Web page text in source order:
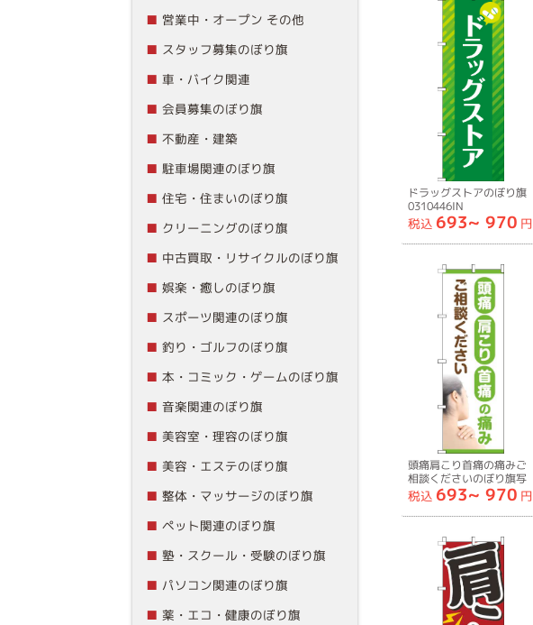
営業中・オープン その他
スタッフ募集のぼり旗
車・バイク関連
会員募集のぼり旗
不動産・建築
駐車場関連のぼり旗
住宅・住まいのぼり旗
クリーニングのぼり旗
中古買取・リサイクルのぼり旗
娯楽・癒しのぼり旗
スポーツ関連のぼり旗
釣り・ゴルフのぼり旗
本・コミック・ゲームのぼり旗
音楽関連のぼり旗
美容室・理容のぼり旗
美容・エステのぼり旗
整体・マッサージのぼり旗
ペット関連のぼり旗
塾・スクール・受験のぼり旗
パソコン関連のぼり旗
薬・エコ・健康のぼり旗
ドラッグストアのぼり旗
0310446IN
税込 693~ 970 円
頭痛肩こり首痛の痛みご
相談くださいのぼり旗写
真黄緑-0310417IN
税込 693~ 970 円